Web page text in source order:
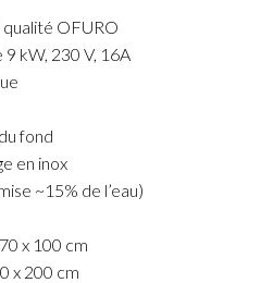
OFURO
kW, 230 V, 16A
fond
en inox
~15% de l’eau)
x 100 cm
x 200 cm